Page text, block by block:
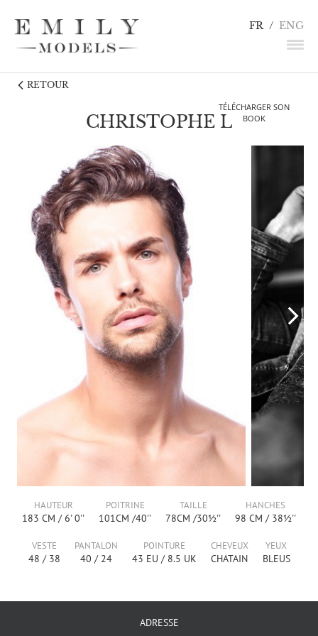
FR / ENG
NEWS
LINGERIE / DÉTAILS
INFLUENCEURS
TALENTS
CANDIDATURE
CONTACT
CHRISTOPHE L
RETOUR
TÉLÉCHARGER SON
BOOK
HAUTEUR
183 CM /6' 0''
POITRINE
101CM /40''
TAILLE
78CM /30½''
HANCHES
98 CM / 38½''
VESTE
48 / 38
PANTALON
40 / 24
POINTURE
43 EU / 8.5 UK
CHEVEUX
CHATAIN
YEUX
BLEUS
ADRESSE